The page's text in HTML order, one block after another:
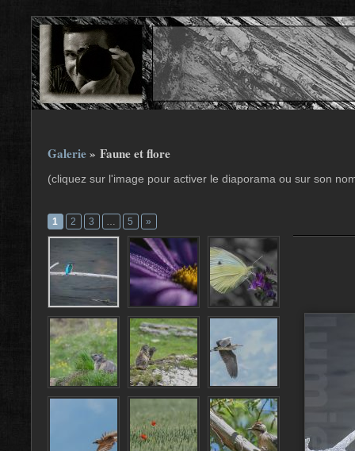
Galerie» Faune et flore
(cliquez sur l'image pour activer le diaporama ou sur son
1 2 3 … 5 »